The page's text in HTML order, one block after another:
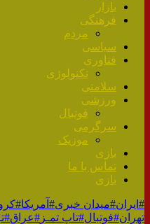
بازار
فرهنگی
مردم
سیاسی
فناوری
تکنولوژی
سلامتی
ورزشی
فوتبال
سرگرمی
موزیک
بازی
تماس با ما
بازی
#ایران#میدان خبری#آمریکا
تهران#فوتبال#تاپ تمـز #عراق